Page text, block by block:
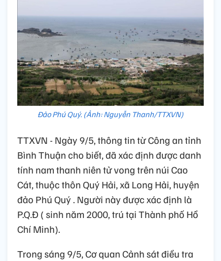
Đảo Phú Quý. (Ảnh: Nguyễn Thanh/TTXVN)
TTXVN - Ngày 9/5, thông tin từ Công an tỉnh
Bình Thuận cho biết, đã xác định được danh
tính nam thanh niên tử vong trên núi Cao
Cát, thuộc thôn Quý Hải, xã Long Hải, huyện
đảo Phú Quý . Người này được xác định là
P.Q.Đ ( sinh năm 2000, trú tại Thành phố Hồ
Chí Minh).
Trong sáng 9/5, Cơ quan Cảnh sát điều tra